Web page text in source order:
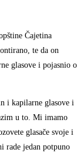
Čajetina
te da on
glasove i pojasnio o
i kapilarne glasove i
u to. Mi imamo
glasače svoje i
rade jedan potpuno